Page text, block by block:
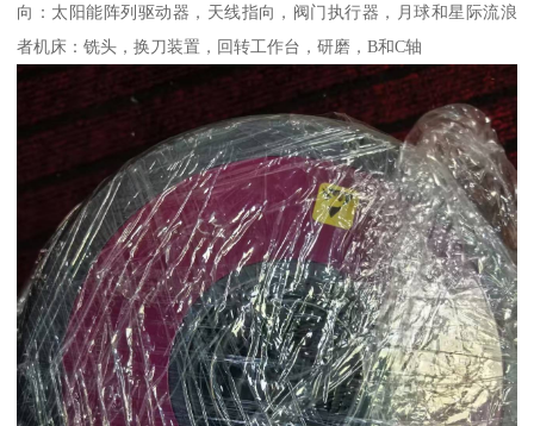
向：太阳能阵列驱动器，天线指向，阀门执行器，月球和星际流浪
者机床：铣头，换刀装置，回转工作台，研磨，B和C轴